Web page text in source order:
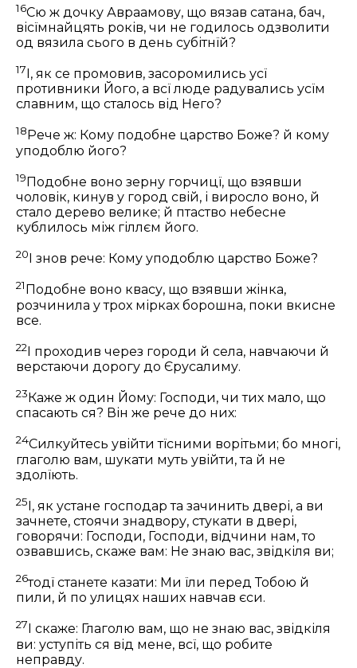
16Сю ж дочку Авраамову, що вязав сатана, бач,
вісїмнайцять років, чи не годилось одзволити
од вязила сього в день субітнїй?
17 І, як се промовив, засоромились усї
противники Його, а всї люде радувались усїм
славним, що сталось від Него?
18 Рече ж: Кому подобне царство Боже? й кому
уподоблю його?
19Подобне воно зерну горчицї, що взявши
чоловік, кинув у город свій, і виросло воно, й
стало дерево велике; й птаство небесне
кублилось між гіллєм його.
20 І знов рече: Кому уподоблю царство Боже?
21 Подобне воно квасу, що взявши жінка,
розчинила у трох мірках борошна, поки вкисне
все.
22І проходив через городи й села, навчаючи й
верстаючи дорогу до Єрусалиму.
23 Каже ж один Йому: Господи, чи тих мало, що
спасають ся? Він же рече до них:
24Силкуйтесь увійти тїсними ворітьми; бо многі,
глаголю вам, шукати муть увійти, та й не
здолїють.
25І, як устане господар та зачинить двері, а ви
зачнете, стоячи знадвору, стукати в двері,
говорячи: Господи, Господи, відчини нам, то
озвавшись, скаже вам: Не знаю вас, звідкіля ви;
26тодї станете казати: Ми їли перед Тобою й
пили, й по улицях наших навчав єси.
27
І скаже: Глаголю вам, що не знаю вас, звідкіля
ви: уступіть ся від мене, всї, що робите
неправду.